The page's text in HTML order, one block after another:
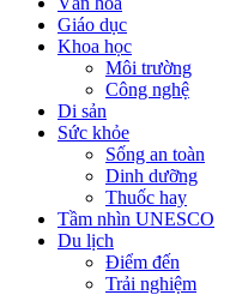
Giáo dục
Khoa học
Môi trường
Công nghệ
Di sản
Sức khỏe
Sống an toàn
Dinh dưỡng
Thuốc hay
Tầm nhìn UNESCO
Du lịch
Điểm đến
Trải nghiệm